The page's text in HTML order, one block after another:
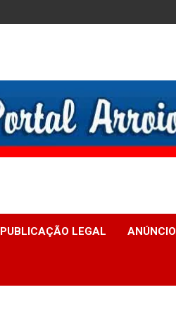
PUBLICAÇÃO LEGAL ANÚNCIO